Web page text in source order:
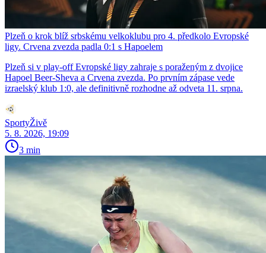
Plzeň o krok blíž srbskému velkoklubu pro 4. předkolo Evropské
ligy. Crvena zvezda padla 0:1 s Hapoelem
Plzeň si v play-off Evropské ligy zahraje s poraženým z dvojice
Hapoel Beer-Sheva a Crvena zvezda. Po prvním zápase vede
izraelský klub 1:0, ale definitivně rozhodne až odveta 11. srpna.
SportyŽivě
5. 8. 2026, 19:09
3 min